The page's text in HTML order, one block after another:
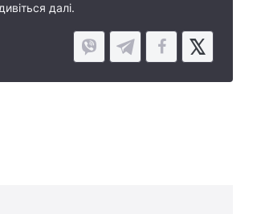
далі.